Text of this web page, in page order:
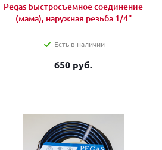
Pegas Быстросъемное соединение
(мама), наружная резьба 1/4"
Есть в наличии
650 руб.